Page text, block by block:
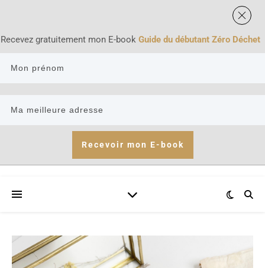
Recevez gratuitement mon E-book Guide du débutant Zéro Déchet
Recevoir mon E-book